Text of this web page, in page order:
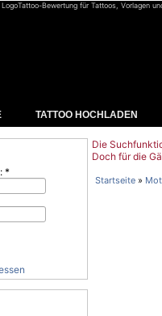
Tattoo-Bewertung für Tattoos, Vorlagen
TATTOO HOCHLADEN
*
Die
Doch für die
Startseite »